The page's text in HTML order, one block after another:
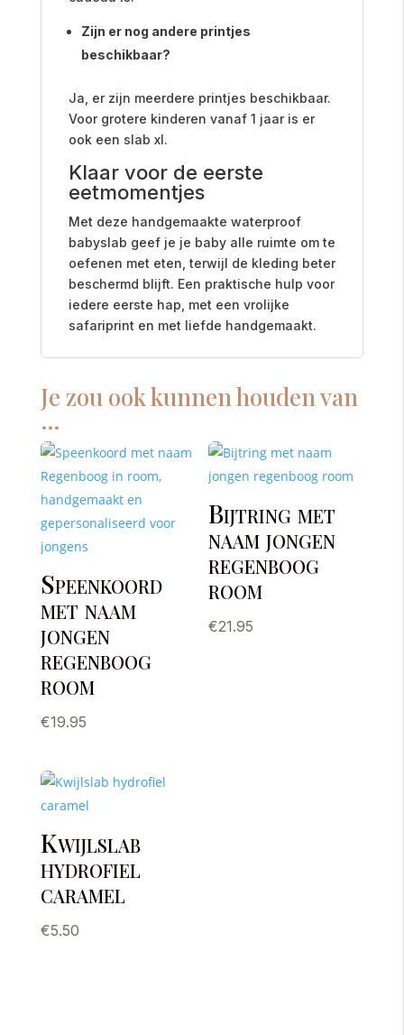
Zijn er nog andere printjes
beschikbaar?
Ja, er zijn meerdere printjes beschikbaar.
Voor grotere kinderen vanaf 1 jaar is er
ook een slab xl.
Klaar voor de eerste
eetmomentjes
Met deze handgemaakte waterproof
babyslab geef je je baby alle ruimte om te
oefenen met eten, terwijl de kleding beter
beschermd blijft. Een praktische hulp voor
iedere eerste hap, met een vrolijke
safariprint en met liefde handgemaakt.
Je zou ook kunnen houden van
…
Speenkoord
met naam
jongen
regenboog
room
€19.95
Bijtring met
naam jongen
regenboog
room
€21.95
Kwijlslab
hydrofiel
caramel
€5.50